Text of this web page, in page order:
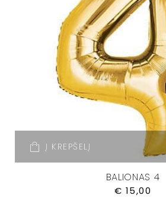
Į KREPŠELĮ
BALIONAS 4
€ 15,00